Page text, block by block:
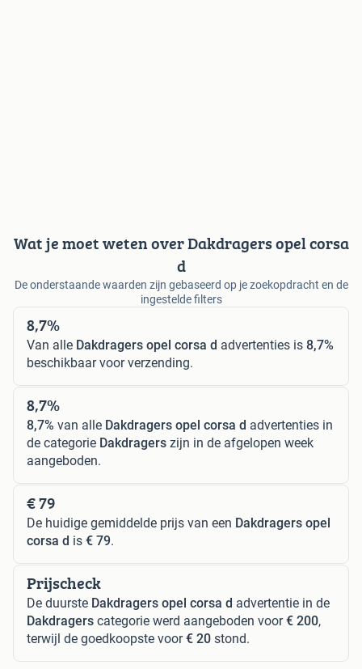
Wat je moet weten over Dakdragers opel corsa
d
De onderstaande waarden zijn gebaseerd op je zoekopdracht en de
ingestelde filters
8,7%
Van alle Dakdragers opel corsa d advertenties is 8,7%
beschikbaar voor verzending.
8,7%
8,7% van alle Dakdragers opel corsa d advertenties in
de categorie Dakdragers zijn in de afgelopen week
aangeboden.
€ 79
De huidige gemiddelde prijs van een Dakdragers opel
corsa d is € 79.
Prijscheck
De duurste Dakdragers opel corsa d advertentie in de
Dakdragers categorie werd aangeboden voor€ 200,
terwijl de goedkoopste voor€ 20 stond.